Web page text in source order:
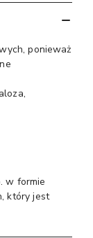
ponieważ
w formie
który jest